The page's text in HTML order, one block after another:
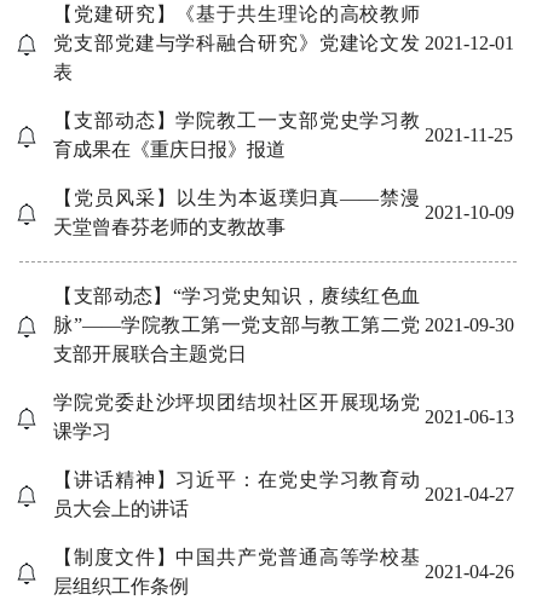
【党建研究】《基于共生理论的高校教师
党支部党建与学科融合研究》党建论文发
表
2021-12-01
【支部动态】学院教工一支部党史学习教
育成果在《重庆日报》报道
2021-11-25
【党员风采】以生为本返璞归真——禁漫
天堂曾春芬老师的支教故事
2021-10-09
【支部动态】“学习党史知识，赓续红色血
脉”——学院教工第一党支部与教工第二党
支部开展联合主题党日
2021-09-30
学院党委赴沙坪坝团结坝社区开展现场党
课学习
2021-06-13
【讲话精神】习近平：在党史学习教育动
员大会上的讲话
2021-04-27
【制度文件】中国共产党普通高等学校基
层组织工作条例
2021-04-26